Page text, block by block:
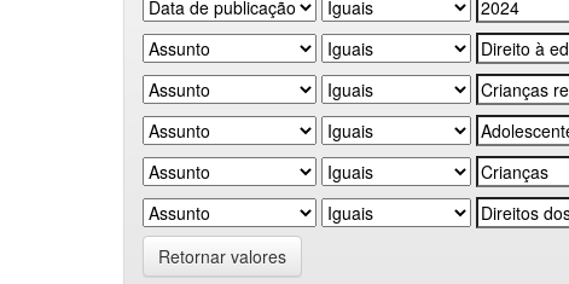
Retornar valores